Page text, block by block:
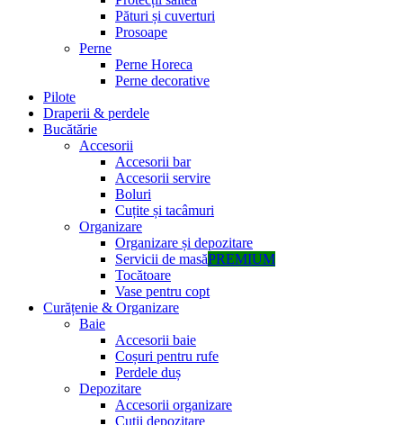
Pături și cuverturi
Prosoape
Perne
Perne Horeca
Perne decorative
Pilote
Draperii & perdele
Bucătărie
Accesorii
Accesorii bar
Accesorii servire
Boluri
Cuțite și tacâmuri
Organizare
Organizare și depozitare
Servicii de masăPREMIUM
Tocătoare
Vase pentru copt
Curățenie & Organizare
Baie
Accesorii baie
Coșuri pentru rufe
Perdele duș
Depozitare
Accesorii organizare
Cutii depozitare